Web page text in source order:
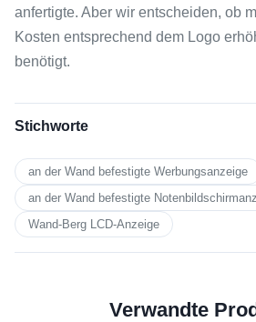
anfertigte. Aber wir entscheiden, ob
Kosten entsprechend dem Logo
benötigt.
Stichworte
an der Wand befestigte Werbungsanzeige
an der Wand befestigte
Wand-Berg LCD-Anzeige
Verwandte